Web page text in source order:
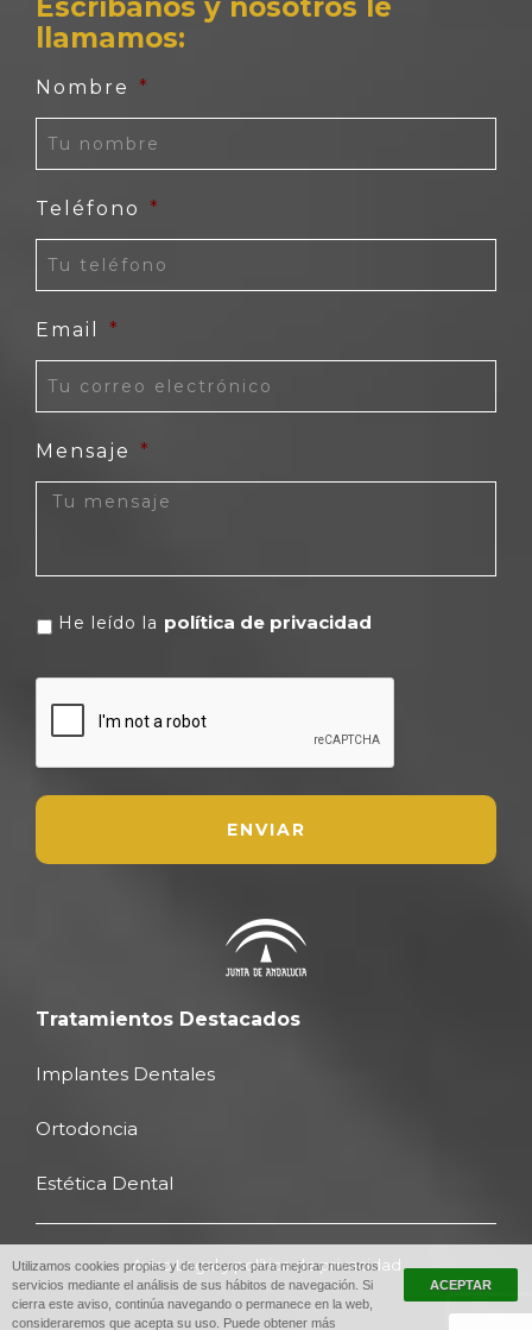
Escríbanos y nosotros le
llamamos:
Nombre *
Teléfono *
Email *
Mensaje *
He leído la política de privacidad
Tratamientos Destacados
Implantes Dentales
Ortodoncia
Estética Dental
Aviso Legal y política de privacidad
Utilizamos cookies propias y de terceros para mejorar nuestros
servicios mediante el análisis de sus hábitos de navegación. Si
cierra este aviso, continúa navegando o permanece en la web,
consideraremos que acepta su uso. Puede obtener más